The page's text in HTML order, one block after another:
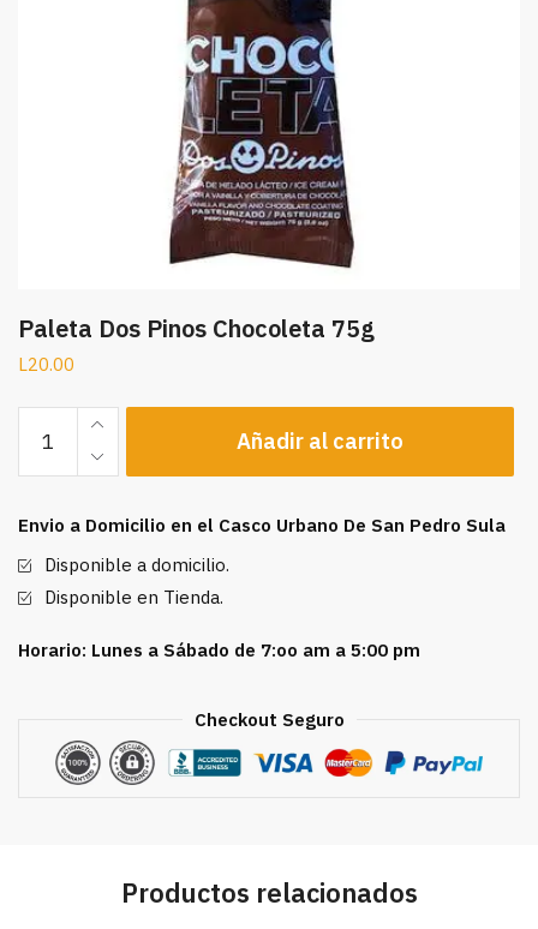
Paleta Dos Pinos Chocoleta 75g
L20.00
Dos
Pinos
75g
cantidad
Añadir al carrito
Envio a Domicilio en el Casco Urbano De San Pedro Sula
Disponible a domicilio.
Disponible en Tienda.
Horario: Lunes a Sábado de 7:oo am a 5:00 pm
Checkout Seguro
Productos relacionados